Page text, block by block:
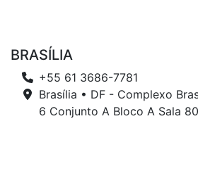
BRASÍLIA
+55 61 3686-7781
Brasília • DF - Complexo
6 Conjunto A Bloco A Sala